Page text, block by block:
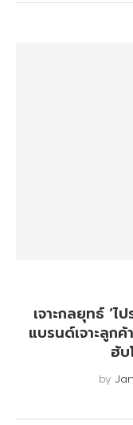
เจาะกลยุทธ์ ‘
แบรนด์เจาะลูก
ฮับ
by Jan